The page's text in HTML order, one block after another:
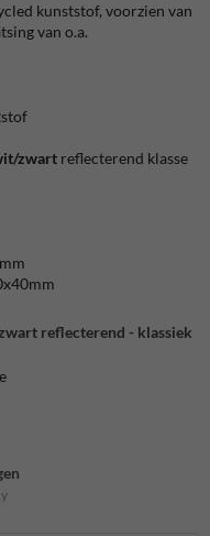
kunststof, voorzien van
van o.a.
zwart reflecterend klasse
reflecterend - klassiek